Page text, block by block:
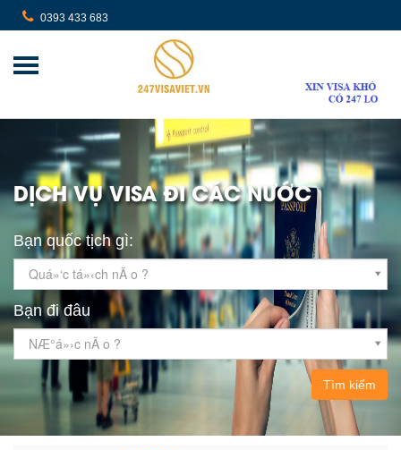
0393 433 683
DỊCH VỤ VISA ĐI CÁC NƯỚC
Bạn quốc tịch gì:
Quá»‘c tá»‹ch nÃ o ?
Bạn đi đâu
NÆ°á»›c nÃ o ?
Tìm kiếm